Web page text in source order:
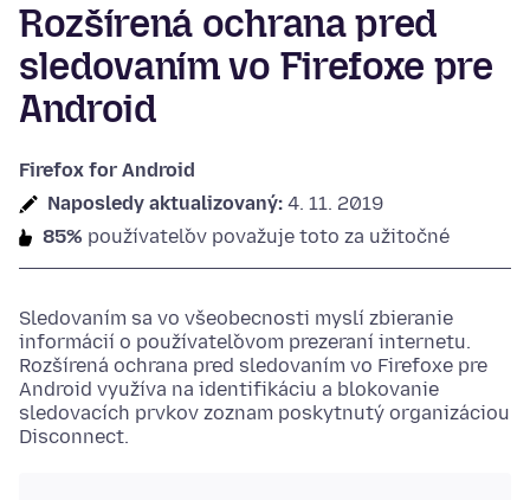
Rozšírená ochrana pred
sledovaním vo Firefoxe pre
Android
Firefox for Android
Naposledy aktualizovaný: 4. 11. 2019
85% používateľov považuje toto za užitočné
Sledovaním sa vo všeobecnosti myslí zbieranie
informácií o používateľovom prezeraní internetu.
Rozšírená ochrana pred sledovaním vo Firefoxe pre
Android využíva na identifikáciu a blokovanie
sledovacích prvkov zoznam poskytnutý organizáciou
Disconnect.